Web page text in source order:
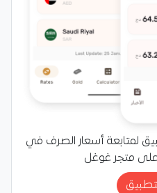
لمتابعة أسعار الصرف في
على متجر غوغل